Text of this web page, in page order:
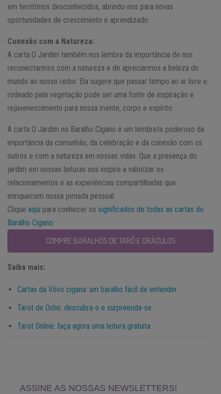
em territórios desconhecidos, abrindo-nos para novas
oportunidades de crescimento e aprendizado.
Conexão com a Natureza:
A carta O Jardim também nos lembra da importância de nos
reconectarmos com a natureza e de apreciarmos a beleza do
mundo ao nosso redor. Ela sugere que passar tempo ao ar livre e
rodeado pela vegetação pode ser uma fonte de inspiração e
rejuvenescimento para nossa mente, corpo e espírito.
A carta O Jardim no Baralho Cigano é um lembrete poderoso da
importância da comunhão, da celebração e da conexão com os
outros e com a natureza em nossas vidas. Que a presença do
jardim em nossas leituras nos inspire a valorizar os
relacionamentos e as experiências compartilhadas que
enriquecem nossa jornada pessoal.
Clique aqui para conhecer os significados de todas as cartas do
Baralho Cigano
COMPRE BARALHOS DE TARÔ E ORÁCULOS
Saiba mais:
Cartas da Vóvo cigana: um baralho fácil de entender
Tarot de Osho: descubra-o e surpreenda-se
Tarot Online: faça agora uma leitura gratuita